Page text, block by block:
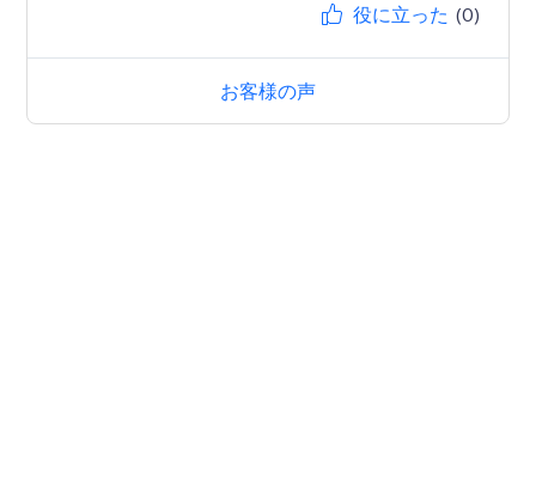
役に立った (0)
お客様の声